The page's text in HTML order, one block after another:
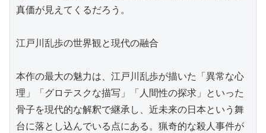
真価が見えてくるだろう。
江戸川乱歩の世界観と現代の融合
本作の最大の魅力は、江戸川乱歩が描いた「異常な心
理」「グロテスクな描写」「人間性の探求」といった
骨子を現代的な解釈で継承し、近未来の日本という舞
台に落とし込んでいる点にある。猟奇的な殺人事件が